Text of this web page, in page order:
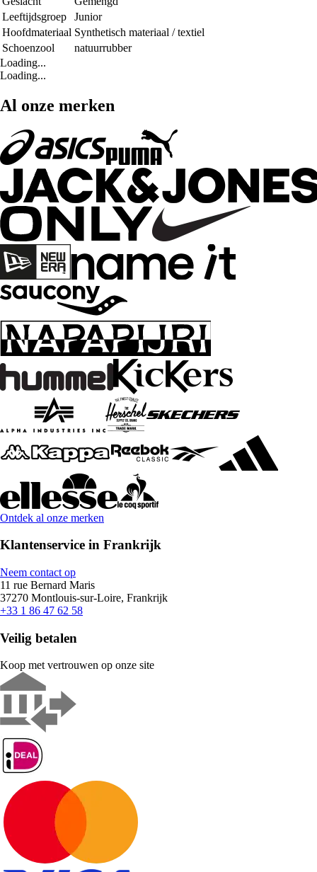
Leeftijdsgroep
Junior
Hoofdmateriaal Synthetisch materiaal / textiel
Schoenzool
natuurrubber
Loading...
Loading...
Al onze merken
Ontdek al onze merken
Klantenservice in Frankrijk
Neem contact op
11 rue Bernard Maris
37270 Montlouis-sur-Loire, Frankrijk
+33 1 86 47 62 58
Veilig betalen
Koop met vertrouwen op onze site